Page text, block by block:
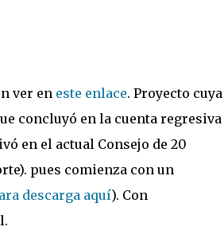
ver en este enlace. Proyecto cuya
concluyó en la cuenta regresiva
en el actual Consejo de 20
pues comienza con un
descarga aquí). Con